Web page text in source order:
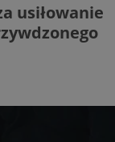
usiłowanie